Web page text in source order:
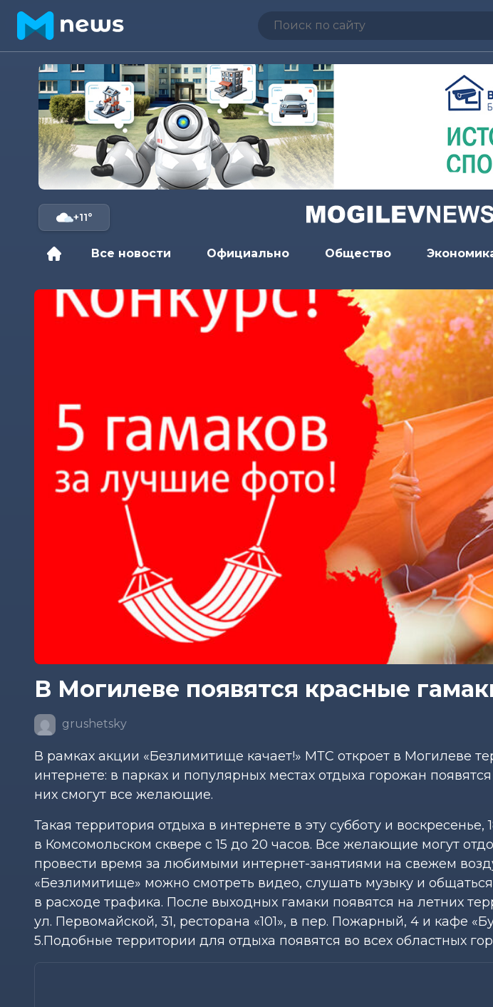
+11°
Все новости Официально Общество
В Могилеве появятся красные
grushetsky
В рамках акции «Безлимитище качает!» МТС откроет в Могилеве
интернете: в парках и популярных местах отдыха горожан
них смогут все желающие.
Такая территория отдыха в интернете в эту субботу и воскресенье,
в Комсомольском сквере с 15 до 20 часов. Все желающие могут
провести время за любимыми интернет-занятиями на свежем
«Безлимитище» можно смотреть видео, слушать музыку и
в расходе трафика. После выходных гамаки появятся на летних
ул. Первомайской, 31, ресторана «101», в пер. Пожарный, 4 и кафе
5.Подобные территории для отдыха появятся во всех областных